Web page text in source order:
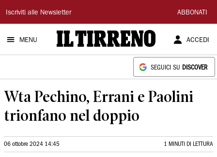
Il
Tirreno
Iscriviti alle Newsletter ABBONATI
MENU ACCEDI
SEGUICI SU DISCOVER
Wta Pechino, Errani e Paolini
trionfano nel doppio
06 ottobre 2024 14:45 1 MINUTI DI LETTURA